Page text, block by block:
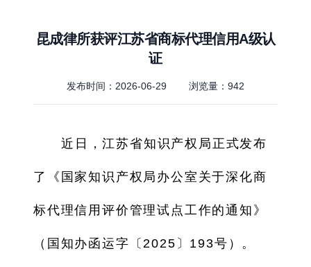
昆成律所获评江苏省商标代理信用A级认
证
发布时间：2026-06-29 浏览量： 942
近日，江苏省知识产权局正式发布
了《国家知识产权局办公室关于深化商
标代理信用评价管理试点工作的通知》
（国知办函运字〔2025〕193号）。